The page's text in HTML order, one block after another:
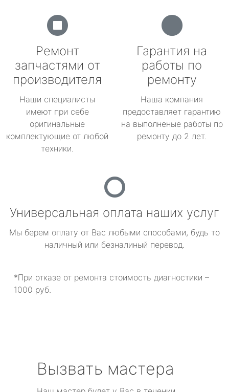
Ремонт
запчастями от
производителя
Наши специалисты
имеют при себе
оригинальные
комплектующие от любой
техники.
Гарантия на
работы по
ремонту
Наша компания
предоставляет гарантию
на выполненые работы по
ремонту до 2 лет.
Универсальная оплата наших услуг
Мы берем оплату от Вас любыми способами, будь то
наличный или безналиный перевод.
*При отказе от ремонта стоимость диагностики –
1000 руб.
Вызвать мастера